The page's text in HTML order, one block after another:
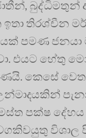
බුද්ධිමතුන්
තිරශ්චීන
පමණ ජනයා
එයට හේතු
කෙසේ
පක්ෂ දේහය
විශාල